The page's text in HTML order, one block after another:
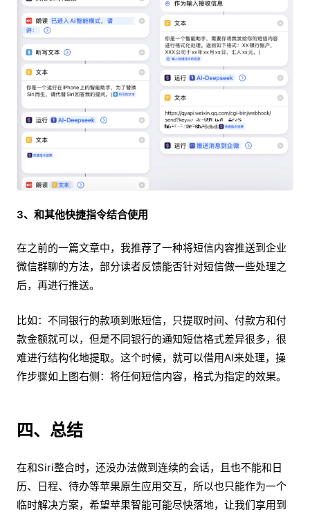
3、和其他快捷指令结合使用
在之前的一篇文章中，我推荐了一种将短信内容推送到企业
微信群聊的方法，部分读者反馈能否针对短信做一些处理之
后，再进行推送。
比如：不同银行的款项到账短信，只提取时间、付款方和付
款金额就可以，但是不同银行的通知短信格式差异很多，很
难进行结构化地提取。这个时候，就可以借用AI来处理，操
作步骤如上图右侧：将任何短信内容，格式为指定的效果。
四、总结
在和Siri整合时，还没办法做到连续的会话，且也不能和日
历、日程、待办等苹果原生应用交互，所以也只能作为一个
临时解决方案，希望苹果智能可能尽快落地，让我们享用到